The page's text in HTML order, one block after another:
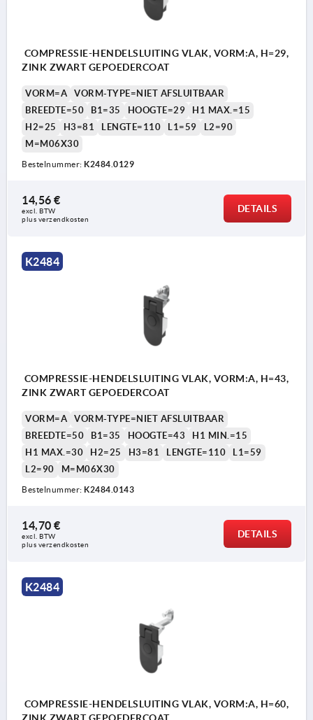
1) Montage-uitsparing
COMPRESSIE-HENDELSLUITING VLAK, VORM:A, H=29,
ZINK ZWART GEPOEDERCOAT
VORM=A
VORM-TYPE=NIET AFSLUITBAAR
BREEDTE=50
B1=35 HOOGTE=29
H1 MAX.=15
H2=25
H3=81 LENGTE=110 L1=59
L2=90
M=M06X30
Bestelnummer: K2484.0129
14,56 €
excl. BTW
plus verzendkosten
DETAILS
K2484
COMPRESSIE-HENDELSLUITING VLAK, VORM:A, H=43,
ZINK ZWART GEPOEDERCOAT
VORM=A
VORM-TYPE=NIET AFSLUITBAAR
BREEDTE=50
B1=35 HOOGTE=43
H1 MIN.=15
H1 MAX.=30
H2=25 H3=81 LENGTE=110
L1=59
L2=90
M=M06X30
Bestelnummer: K2484.0143
14,70 €
excl. BTW
plus verzendkosten
DETAILS
K2484
COMPRESSIE-HENDELSLUITING VLAK, VORM:A, H=60,